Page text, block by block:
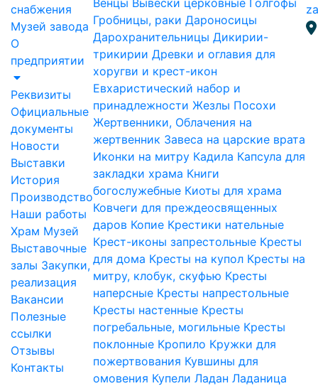
снабжения
Музей завода
О
предприятии
Реквизиты
Официальные
документы
Новости
Выставки
История
Производство
Наши работы
Храм Музей
Выставочные
залы Закупки,
реализация
Вакансии
Полезные
ссылки
Отзывы
Контакты
Венцы Вывески церковные Голгофы
Гробницы, раки Дароносицы
Дарохранительницы Дикирии-
трикирии Древки и оглавия для
хоругви и крест-икон
Евхаристический набор и
принадлежности Жезлы Посохи
Жертвенники, Облачения на
жертвенник Завеса на царские врата
Иконки на митру Кадила Капсула для
закладки храма Книги
богослужебные Киоты для храма
Ковчеги для преждеосвященных
даров Копие Крестики нательные
Крест-иконы запрестольные Кресты
для дома Кресты на купол Кресты на
митру, клобук, скуфью Кресты
наперсные Кресты напрестольные
Кресты настенные Кресты
погребальные, могильные Кресты
поклонные Кропило Кружки для
пожертвования Кувшины для
омовения Купели Ладан Ладаница